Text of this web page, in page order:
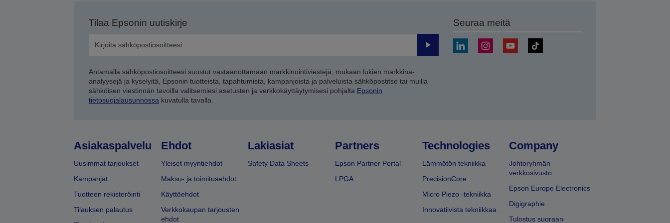
Tilaa Epsonin uutiskirje
Lähetä
Antamalla sähköpostiosoitteesi suostut vastaanottamaan markkinointiviestejä, mukaan lukien markkina-
analyysejä ja kyselyitä, Epsonin tuotteista, tapahtumista, kampanjoista ja palveluista sähköpostitse tai muilla
sähköisen viestinnän tavoilla valitsemiesi asetusten ja verkkokäyttäytymisesi pohjalta Epsonin
tietosuojalausunnossa kuvatulla tavalla.
Seuraa meitä
Asiakaspalvelu
Uusimmat tarjoukset
Kampanjat
Tuotteen rekisteröinti
Tilauksen palautus
Ehdot
Yleiset myyntiehdot
Maksu- ja toimitusehdot
Käyttöehdot
Verkkokaupan tarjousten
ehdot
Lakiasiat
Safety Data Sheets
Partners
Epson Partner Portal
LPGA
Technologies
Lämmötön tekniikka
PrecisionCore
Micro Piezo -tekniikka
Innovatiivista tekniikkaa
Company
Johtoryhmän
verkkosivusto
Epson Europe Electronics
Digigraphie
Tulostus suoraan